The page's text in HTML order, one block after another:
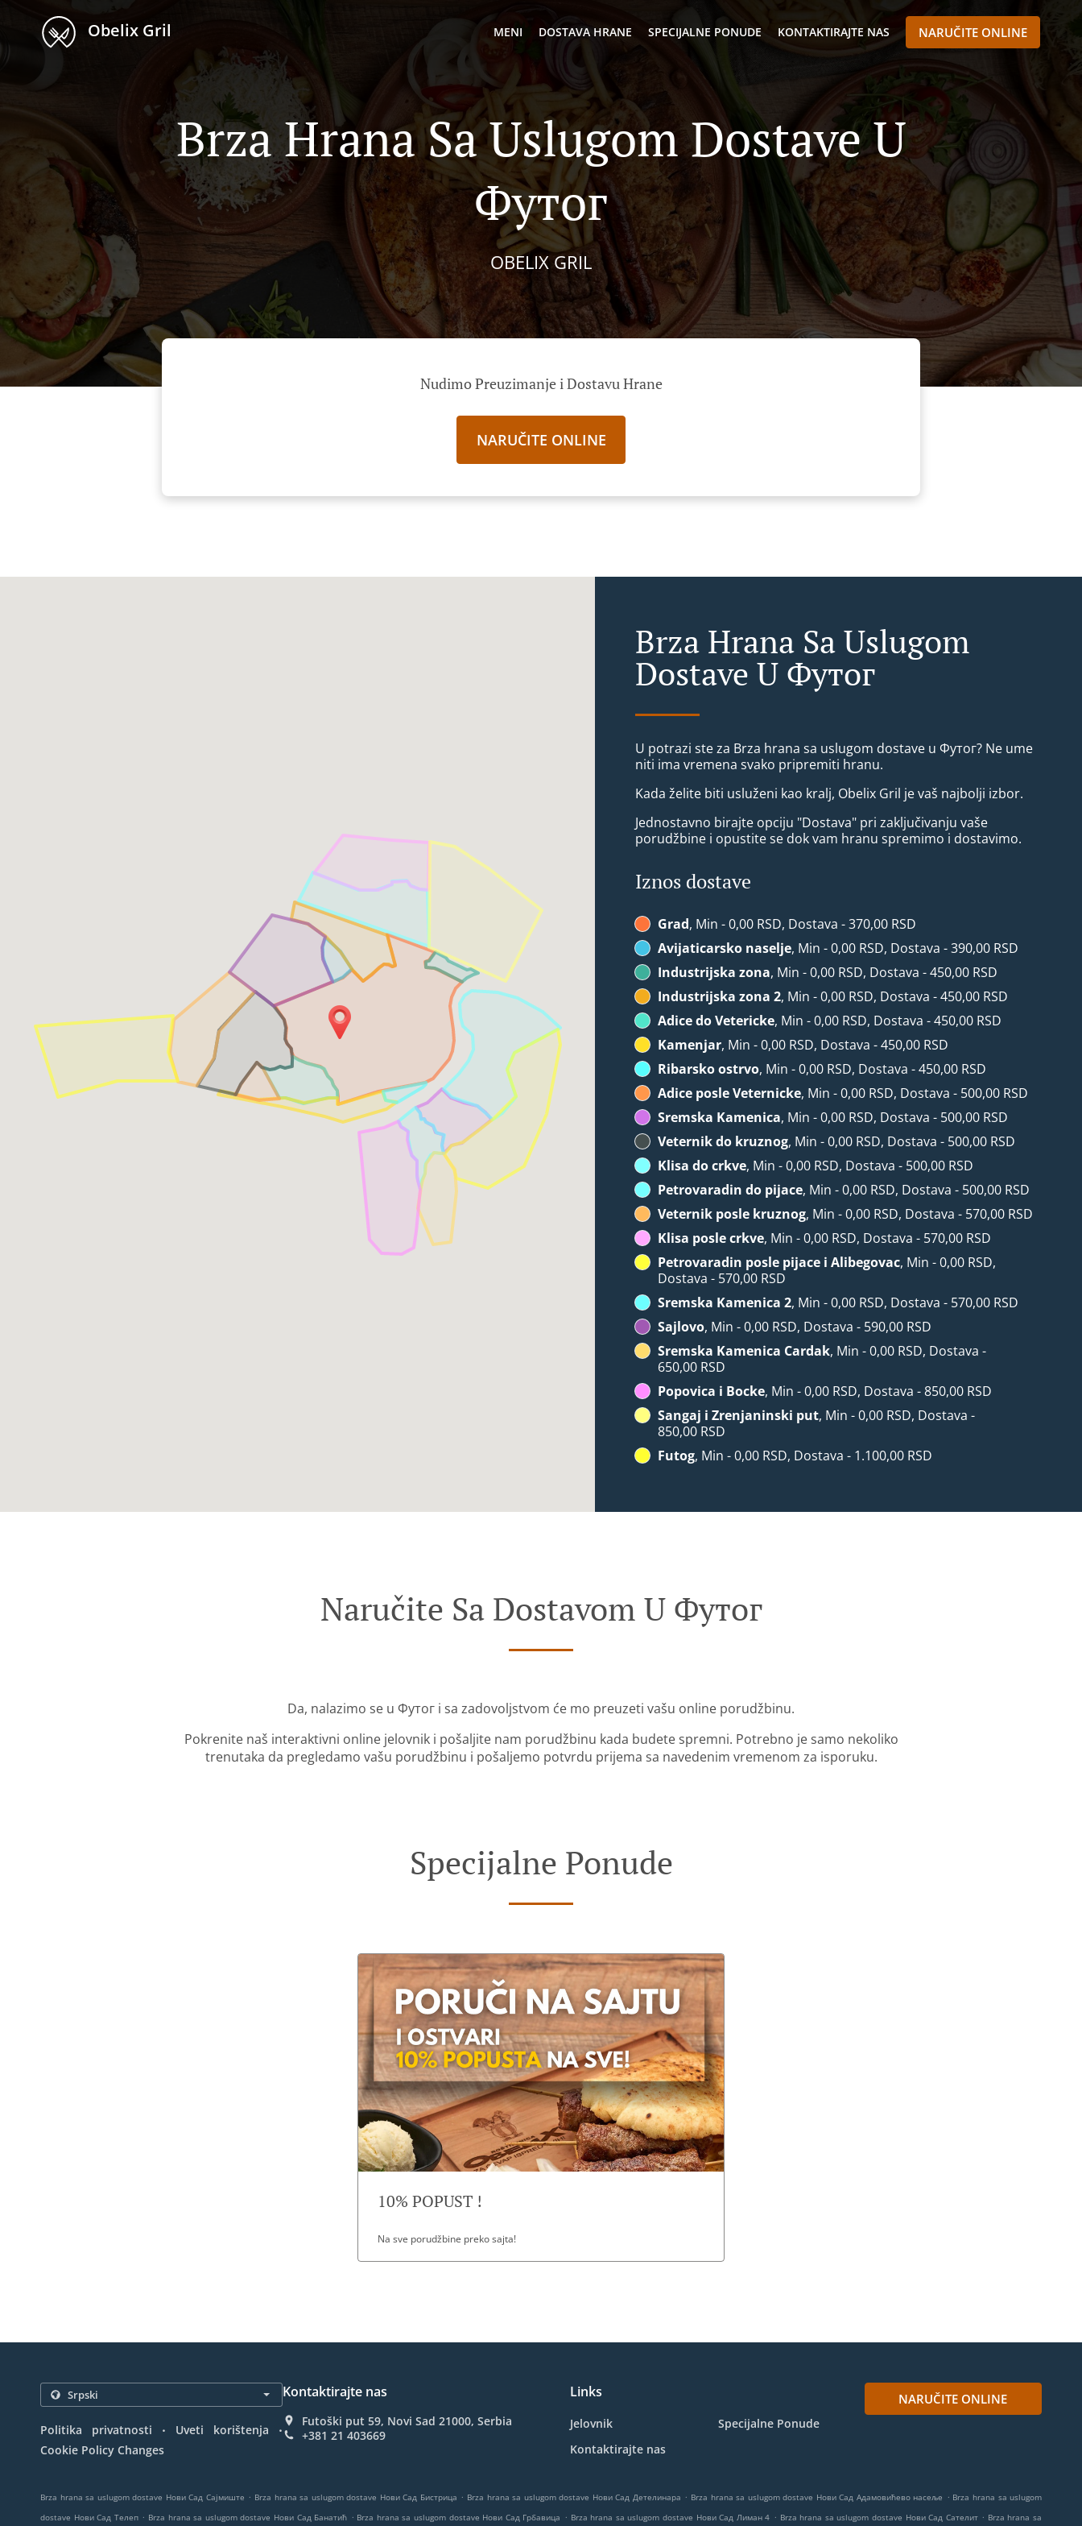
Obelix Gril MENI DOSTAVA HRANE SPECIJALNE PONUDE KONTAKTIRAJTE NAS NARUČITE ONLINE
Brza Hrana Sa Uslugom Dostave U
Футог
OBELIX GRIL
Nudimo Preuzimanje i Dostavu Hrane
NARUČITE ONLINE
Brza Hrana Sa Uslugom
Dostave U Футог
U potrazi ste za Brza hrana sa uslugom dostave u Футог? Ne ume
niti ima vremena svako pripremiti hranu.
Kada želite biti usluženi kao kralj, Obelix Gril je vaš najbolji izbor.
Jednostavno birajte opciju "Dostava" pri zaključivanju vaše
porudžbine i opustite se dok vam hranu spremimo i dostavimo.
Iznos dostave
Grad, Min - 0,00 RSD, Dostava - 370,00 RSD
Avijaticarsko naselje, Min - 0,00 RSD, Dostava - 390,00 RSD
Industrijska zona, Min - 0,00 RSD, Dostava - 450,00 RSD
Industrijska zona 2, Min - 0,00 RSD, Dostava - 450,00 RSD
Adice do Vetericke, Min - 0,00 RSD, Dostava - 450,00 RSD
Kamenjar, Min - 0,00 RSD, Dostava - 450,00 RSD
Ribarsko ostrvo, Min - 0,00 RSD, Dostava - 450,00 RSD
Adice posle Veternicke, Min - 0,00 RSD, Dostava - 500,00 RSD
Sremska Kamenica, Min - 0,00 RSD, Dostava - 500,00 RSD
Veternik do kruznog, Min - 0,00 RSD, Dostava - 500,00 RSD
Klisa do crkve, Min - 0,00 RSD, Dostava - 500,00 RSD
Petrovaradin do pijace, Min - 0,00 RSD, Dostava - 500,00 RSD
Veternik posle kruznog, Min - 0,00 RSD, Dostava - 570,00 RSD
Klisa posle crkve, Min - 0,00 RSD, Dostava - 570,00 RSD
Petrovaradin posle pijace i Alibegovac, Min - 0,00 RSD,
Dostava - 570,00 RSD
Sremska Kamenica 2, Min - 0,00 RSD, Dostava - 570,00 RSD
Sajlovo, Min - 0,00 RSD, Dostava - 590,00 RSD
Sremska Kamenica Cardak, Min - 0,00 RSD, Dostava -
650,00 RSD
Popovica i Bocke, Min - 0,00 RSD, Dostava - 850,00 RSD
Sangaj i Zrenjaninski put, Min - 0,00 RSD, Dostava -
850,00 RSD
Futog, Min - 0,00 RSD, Dostava - 1.100,00 RSD
Naručite Sa Dostavom U Футог
Da, nalazimo se u Футог i sa zadovoljstvom će mo preuzeti vašu online porudžbinu.
Pokrenite naš interaktivni online jelovnik i pošaljite nam porudžbinu kada budete spremni. Potrebno je samo nekoliko
trenutaka da pregledamo vašu porudžbinu i pošaljemo potvrdu prijema sa navedenim vremenom za isporuku.
Specijalne Ponude
10% POPUST !
Na sve porudžbine preko sajta!
Politika privatnosti . Uveti korištenja .
Cookie Policy Changes
Kontaktirajte nas
Futoški put 59, Novi Sad 21000, Serbia
+381 21 403669
Links
Jelovnik
Specijalne Ponude
Kontaktirajte nas
NARUČITE ONLINE
Brza hrana sa uslugom dostave Нови Сад Сајмиште . Brza hrana sa uslugom dostave Нови Сад Бистрица . Brza hrana sa uslugom dostave Нови Сад Детелинара . Brza hrana sa uslugom dostave Нови Сад Адамовићево насеље . Brza hrana sa uslugom
dostave Нови Сад Телеп . Brza hrana sa uslugom dostave Нови Сад Банатић . Brza hrana sa uslugom dostave Нови Сад Грбавица . Brza hrana sa uslugom dostave Нови Сад Лиман 4 . Brza hrana sa uslugom dostave Нови Сад Сателит . Brza hrana sa